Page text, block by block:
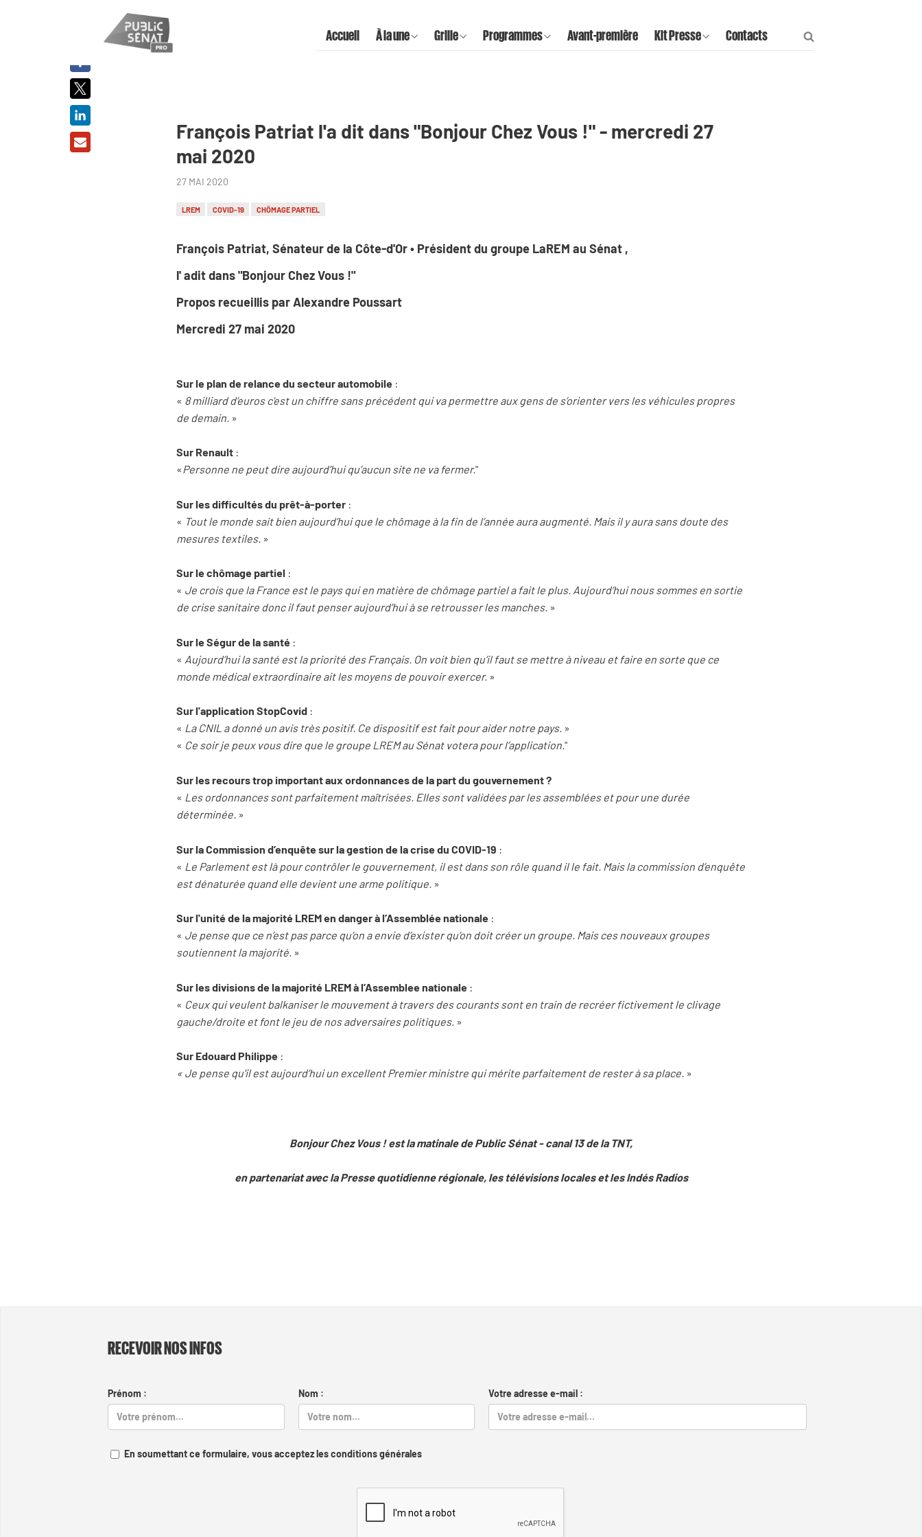
Accueil À la une Grille Programmes Avant-première Kit Presse Contacts
François Patriat l'a dit dans "Bonjour Chez Vous !" - mercredi 27
mai 2020
27 MAI 2020
LREM COVID-19 CHÔMAGE PARTIEL
François Patriat, Sénateur de la Côte-d'Or • Président du groupe LaREM au Sénat ,
l' adit dans "Bonjour Chez Vous !"
Propos recueillis par Alexandre Poussart
Mercredi 27 mai 2020
Sur le plan de relance du secteur automobile :
« 8 milliard d’euros c’est un chiffre sans précédent qui va permettre aux gens de s’orienter vers les véhicules propres
de demain. »
Sur Renault :
«Personne ne peut dire aujourd’hui qu’aucun site ne va fermer."
Sur les difficultés du prêt-à-porter :
« Tout le monde sait bien aujourd’hui que le chômage à la fin de l’année aura augmenté. Mais il y aura sans doute des
mesures textiles. »
Sur le chômage partiel :
« Je crois que la France est le pays qui en matière de chômage partiel a fait le plus. Aujourd’hui nous sommes en sortie
de crise sanitaire donc il faut penser aujourd’hui à se retrousser les manches. »
Sur le Ségur de la santé :
« Aujourd’hui la santé est la priorité des Français. On voit bien qu’il faut se mettre à niveau et faire en sorte que ce
monde médical extraordinaire ait les moyens de pouvoir exercer. »
Sur l'application StopCovid :
« La CNIL a donné un avis très positif. Ce dispositif est fait pour aider notre pays. »
« Ce soir je peux vous dire que le groupe LREM au Sénat votera pour l’application."
Sur les recours trop important aux ordonnances de la part du gouvernement ?
« Les ordonnances sont parfaitement maîtrisées. Elles sont validées par les assemblées et pour une durée
déterminée. »
Sur la Commission d’enquête sur la gestion de la crise du COVID-19 :
« Le Parlement est là pour contrôler le gouvernement, il est dans son rôle quand il le fait. Mais la commission d’enquête
est dénaturée quand elle devient une arme politique. »
Sur l'unité de la majorité LREM en danger à l’Assemblée nationale :
« Je pense que ce n’est pas parce qu’on a envie d’exister qu’on doit créer un groupe. Mais ces nouveaux groupes
soutiennent la majorité. »
Sur les divisions de la majorité LREM à l’Assemblee nationale :
« Ceux qui veulent balkaniser le mouvement à travers des courants sont en train de recréer fictivement le clivage
gauche/droite et font le jeu de nos adversaires politiques. »
Sur Edouard Philippe :
« Je pense qu'il est aujourd’hui un excellent Premier ministre qui mérite parfaitement de rester à sa place. »
Bonjour Chez Vous ! est la matinale de Public Sénat - canal 13 de la TNT,
en partenariat avec la Presse quotidienne régionale, les télévisions locales et les Indés Radios
RECEVOIR NOS INFOS
Prénom : Nom : Votre adresse e-mail :
En soumettant ce formulaire, vous acceptez les conditions générales